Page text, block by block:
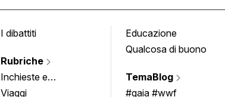
I dibattiti
Rubriche
Inchieste e
approfondimenti
Viaggi
Educazione
Qualcosa di buono
TemaBlog
#gaia #wwf